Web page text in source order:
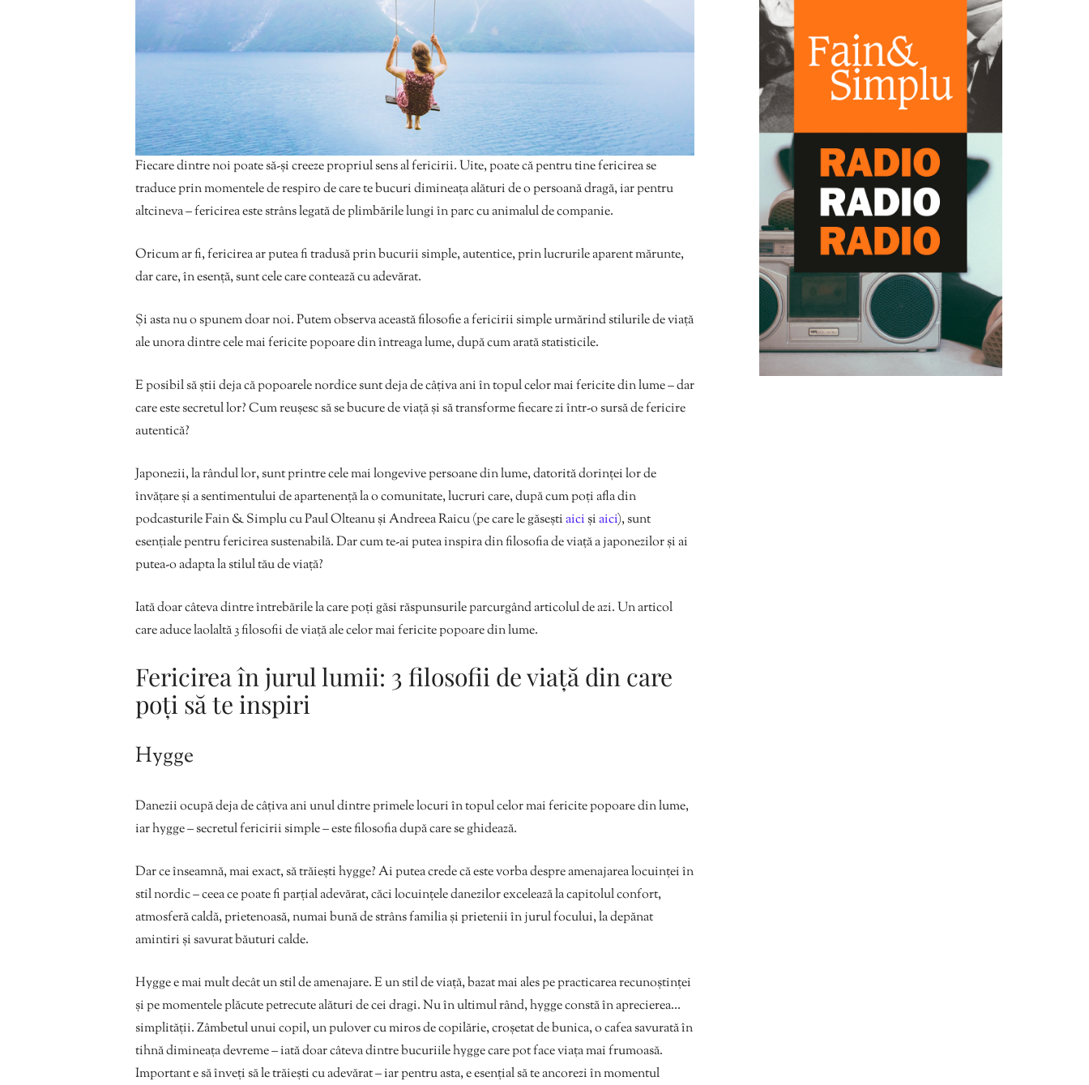
Fiecare dintre noi poate să-și creeze propriul sens al fericirii. Uite, poate că pentru tine fericirea se
traduce prin momentele de respiro de care te bucuri dimineața alături de o persoană dragă, iar pentru
altcineva – fericirea este strâns legată de plimbările lungi în parc cu animalul de companie.
Oricum ar fi, fericirea ar putea fi tradusă prin bucurii simple, autentice, prin lucrurile aparent mărunte,
dar care, în esență, sunt cele care contează cu adevărat.
Și asta nu o spunem doar noi. Putem observa această filosofie a fericirii simple urmărind stilurile de viață
ale unora dintre cele mai fericite popoare din întreaga lume, după cum arată statisticile.
E posibil să știi deja că popoarele nordice sunt deja de câțiva ani în topul celor mai fericite din lume – dar
care este secretul lor? Cum reușesc să se bucure de viață și să transforme fiecare zi într-o sursă de fericire
autentică?
Japonezii, la rândul lor, sunt printre cele mai longevive persoane din lume, datorită dorinței lor de
învățare și a sentimentului de apartenență la o comunitate, lucruri care, după cum poți afla din
podcasturile Fain & Simplu cu Paul Olteanu și Andreea Raicu (pe care le găseștiaicișiaici), sunt
esențiale pentru fericirea sustenabilă. Dar cum te-ai putea inspira din filosofia de viață a japonezilor și ai
putea-o adapta la stilul tău de viață?
Iată doar câteva dintre întrebările la care poți găsi răspunsurile parcurgând articolul de azi. Un articol
care aduce laolaltă 3 filosofii de viață ale celor mai fericite popoare din lume.
Fericirea în jurul lumii: 3 filosofii de viață din care
poți să te inspiri
Hygge
Danezii ocupă deja de câțiva ani unul dintre primele locuri în topul celor mai fericite popoare din lume,
iar hygge – secretul fericirii simple – este filosofia după care se ghidează.
Dar ce înseamnă, mai exact, să trăiești hygge? Ai putea crede că este vorba despre amenajarea locuinței în
stil nordic – ceea ce poate fi parțial adevărat, căci locuințele danezilor excelează la capitolul confort,
atmosferă caldă, prietenoasă, numai bună de strâns familia și prietenii în jurul focului, la depănat
amintiri și savurat băuturi calde.
Hygge e mai mult decât un stil de amenajare. E un stil de viață, bazat mai ales pe practicarea recunoștinței
și pe momentele plăcute petrecute alături de cei dragi. Nu în ultimul rând, hygge constă în aprecierea…
simplității. Zâmbetul unui copil, un pulover cu miros de copilărie, croșetat de bunica, o cafea savurată în
tihnă dimineața devreme – iată doar câteva dintre bucuriile hygge care pot face viața mai frumoasă.
Important e să înveți să le trăiești cu adevărat – iar pentru asta, e esențial să te ancorezi în momentul